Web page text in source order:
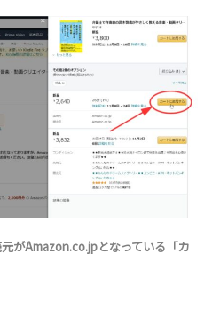
がAmazon.co.jpとなっている「カ